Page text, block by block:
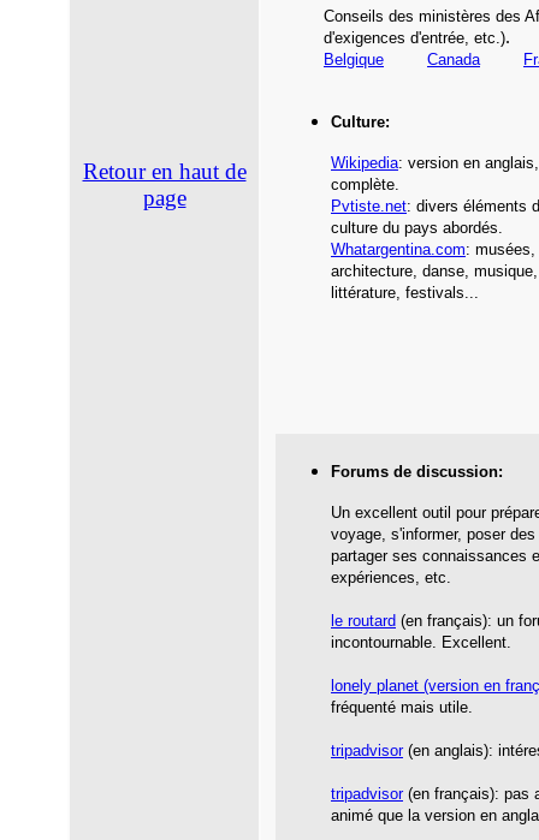
Retour en haut de
page
Conseils des ministères des
d'exigences d'entrée, etc.).
Belgique Canada
Culture:
Wikipedia: version en
complète.
Pvtiste.net: divers éléments
culture du pays abordés.
Whatargentina.com: musées,
architecture, danse,
littérature, festivals...
Forums de discussion:
Un excellent outil pour
voyage, s'informer, poser
partager ses connaissances
expériences, etc.
le routard (en français): un
incontournable. Excellent.
lonely planet (version en
fréquenté mais utile.
tripadvisor(en anglais):
tripadvisor(en français): pas
animé que la version en